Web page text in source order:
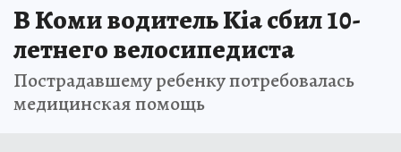
В Коми водитель Kia сбил 10-
летнего велосипедиста
Пострадавшему ребенку потребовалась
медицинская помощь